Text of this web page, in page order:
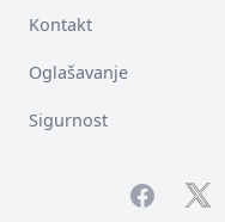
Kontakt
Oglašavanje
Sigurnost
Facebook